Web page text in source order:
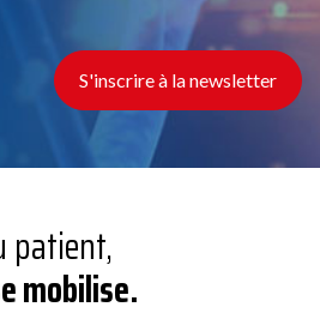
S'inscrire à la newsletter
patient,
mobilise.